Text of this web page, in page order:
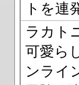
トを連
ラカト
可愛ら
ンライ